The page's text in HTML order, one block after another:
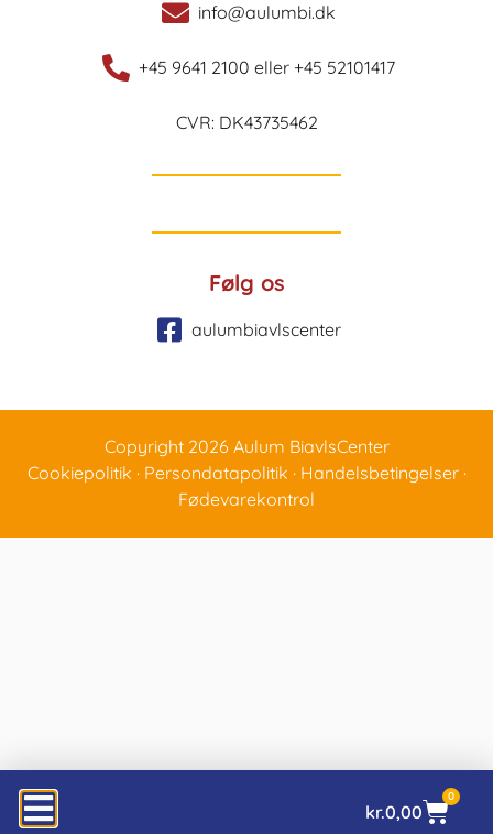
info@aulumbi.dk
+45 9641 2100 eller +45 52101417
CVR: DK43735462
Følg os
aulumbiavlscenter
Copyright 2026 Aulum BiavlsCenter
Cookiepolitik · Persondatapolitik · Handelsbetingelser·
Fødevarekontrol
kr.0,00
0